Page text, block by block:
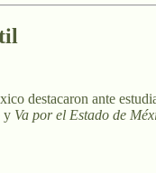
destacaron ante
y Va por el Estado de